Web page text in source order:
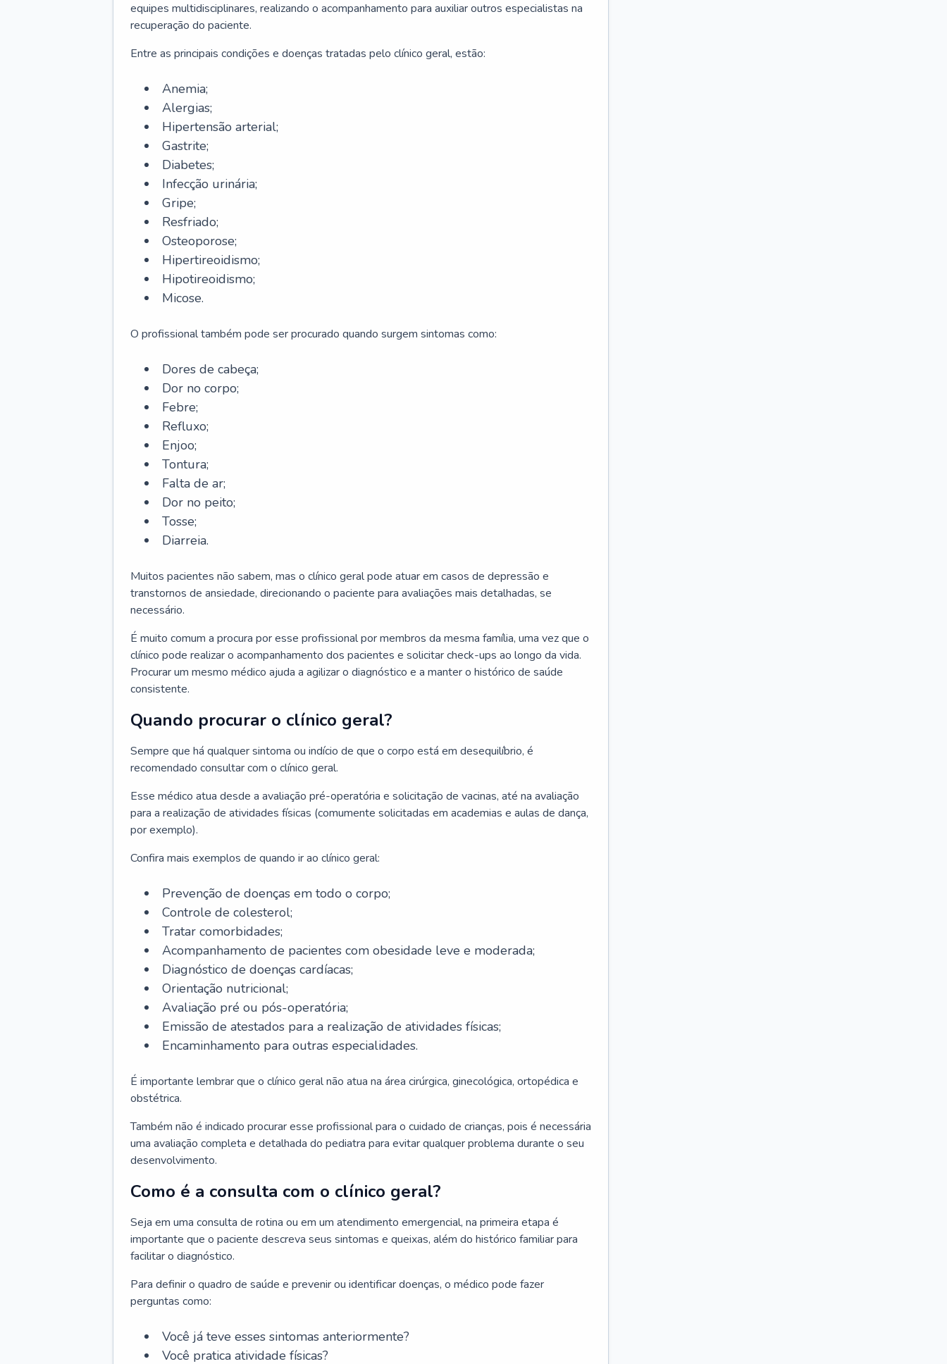
equipes multidisciplinares, realizando o acompanhamento para auxiliar outros especialistas na
recuperação do paciente.
Entre as principais condições e doenças tratadas pelo clínico geral, estão:
Anemia;
Alergias;
Hipertensão arterial;
Gastrite;
Diabetes;
Infecção urinária;
Gripe;
Resfriado;
Osteoporose;
Hipertireoidismo;
Hipotireoidismo;
Micose.
O profissional também pode ser procurado quando surgem sintomas como:
Dores de cabeça;
Dor no corpo;
Febre;
Refluxo;
Enjoo;
Tontura;
Falta de ar;
Dor no peito;
Tosse;
Diarreia.
Muitos pacientes não sabem, mas o clínico geral pode atuar em casos de depressão e
transtornos de ansiedade, direcionando o paciente para avaliações mais detalhadas, se
necessário.
É muito comum a procura por esse profissional por membros da mesma família, uma vez que o
clínico pode realizar o acompanhamento dos pacientes e solicitar check-ups ao longo da vida.
Procurar um mesmo médico ajuda a agilizar o diagnóstico e a manter o histórico de saúde
consistente.
Quando procurar o clínico geral?
Sempre que há qualquer sintoma ou indício de que o corpo está em desequilíbrio, é
recomendado consultar com o clínico geral.
Esse médico atua desde a avaliação pré-operatória e solicitação de vacinas, até na avaliação
para a realização de atividades físicas (comumente solicitadas em academias e aulas de dança,
por exemplo).
Confira mais exemplos de quando ir ao clínico geral:
Prevenção de doenças em todo o corpo;
Controle de colesterol;
Tratar comorbidades;
Acompanhamento de pacientes com obesidade leve e moderada;
Diagnóstico de doenças cardíacas;
Orientação nutricional;
Avaliação pré ou pós-operatória;
Emissão de atestados para a realização de atividades físicas;
Encaminhamento para outras especialidades.
É importante lembrar que o clínico geral não atua na área cirúrgica, ginecológica, ortopédica e
obstétrica.
Também não é indicado procurar esse profissional para o cuidado de crianças, pois é necessária
uma avaliação completa e detalhada do pediatra para evitar qualquer problema durante o seu
desenvolvimento.
Como é a consulta com o clínico geral?
Seja em uma consulta de rotina ou em um atendimento emergencial, na primeira etapa é
importante que o paciente descreva seus sintomas e queixas, além do histórico familiar para
facilitar o diagnóstico.
Para definir o quadro de saúde e prevenir ou identificar doenças, o médico pode fazer
perguntas como:
Você já teve esses sintomas anteriormente?
Você pratica atividade físicas?